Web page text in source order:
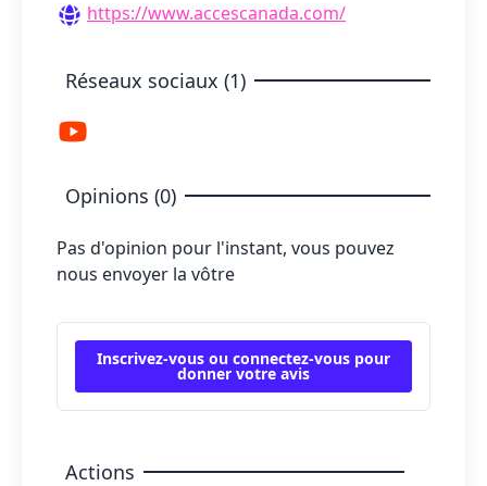
https://www.accescanada.com/
Réseaux sociaux (1)
Opinions (0)
Pas d'opinion pour l'instant, vous pouvez
nous envoyer la vôtre
Inscrivez-vous ou connectez-vous pour
donner votre avis
Actions